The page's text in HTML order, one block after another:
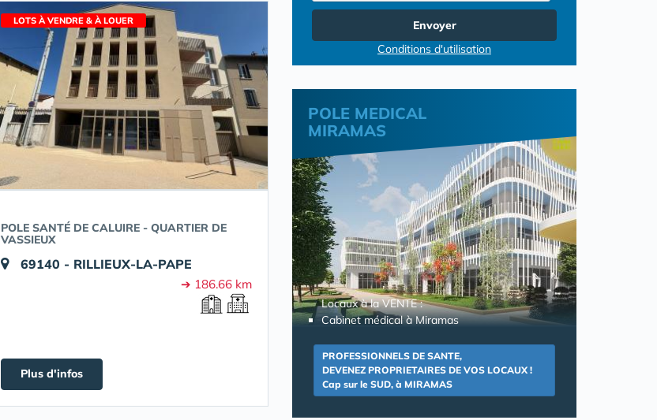
LOTS À VENDRE & À LOUER
POLE SANTÉ DE CALUIRE - QUARTIER DE
VASSIEUX
69140 - RILLIEUX-LA-PAPE
➔ 186.66 km
Plus d'infos
Envoyer
Conditions d'utilisation
POLE MEDICAL
MIRAMAS
Locaux à la VENTE :
Cabinet médical à Miramas
PROFESSIONNELS DE SANTE,
DEVENEZ PROPRIETAIRES DE VOS LOCAUX !
Cap sur le SUD, à MIRAMAS